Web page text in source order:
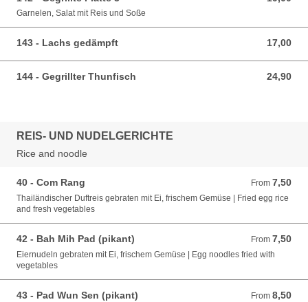
Garnelen, Salat mit Reis und Soße
143 - Lachs gedämpft 17,00
17,00 EUR
144 - Gegrillter Thunfisch 24,90
24,90 EUR
REIS- UND NUDELGERICHTE
Rice and noodle
40 - Com Rang From 7,50
From 7,50 EUR
Thailändischer Duftreis gebraten mit Ei, frischem Gemüse | Fried egg rice
and fresh vegetables
42 - Bah Mih Pad (pikant) From 7,50
From 7,50 EUR
Eiernudeln gebraten mit Ei, frischem Gemüse | Egg noodles fried with
vegetables
43 - Pad Wun Sen (pikant) From 8,50
From 8,50 EUR